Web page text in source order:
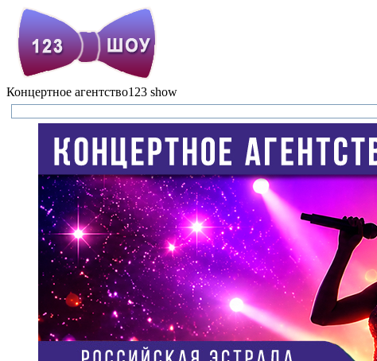
Концертное агентство123 show